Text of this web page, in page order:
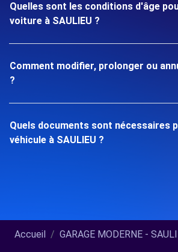
Quelles sont les conditions d'âge
voiture à SAULIEU ?
Comment modifier, prolonger ou
?
Quels documents sont nécessaires
véhicule à SAULIEU ?
Accueil GARAGE MODERNE -